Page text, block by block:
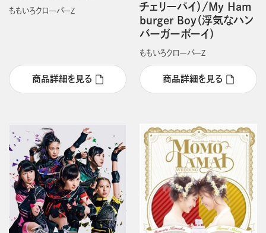
ももいろクローバーＺ
商品詳細を見る
チェリーパイ）/My Ham
burger Boy（浮気なハン
バーガーボーイ）
ももいろクローバーＺ
商品詳細を見る